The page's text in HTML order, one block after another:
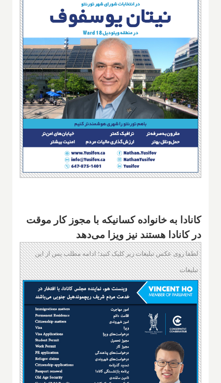
کانادا به خانواده کسانیکه با مجوز کار موقت
در کانادا هستند نیز ویزا می‌دهد
لطفا روی عکس تبلیغات زیر کلیک کنید؛ ادامه مطلب پس از این
تبلیغات